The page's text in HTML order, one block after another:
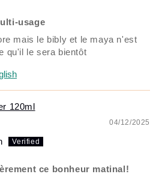
usage
mais le bibly et le maya n'est
qu'il le sera bientôt
120ml
04/12/2025
ce bonheur matinal!